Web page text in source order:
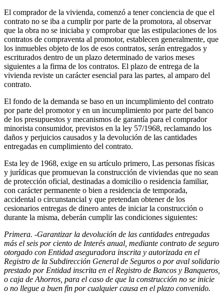
El comprador de la vivienda, comenzó a tener conciencia de que el
contrato no se iba a cumplir por parte de la promotora, al observar
que la obra no se iniciaba y comprobar que las estipulaciones de los
contratos de compraventa al promotor, establecen generalmente, que
los inmuebles objeto de los de esos contratos, serán entregados y
escriturados dentro de un plazo determinado de varios meses
siguientes a la firma de los contratos. El plazo de entrega de la
vivienda reviste un carácter esencial para las partes, al amparo del
contrato.
El fondo de la demanda se baso en un incumplimiento del contrato
por parte del promotor y en un incumplimiento por parte del banco
de los presupuestos y mecanismos de garantía para el comprador
minorista consumidor, previstos en la ley 57/1968, reclamando los
daños y perjuicios causados y la devolución de las cantidades
entregadas en cumplimiento del contrato.
Esta ley de 1968, exige en su artículo primero, Las personas físicas
y jurídicas que promuevan la construcción de viviendas que no sean
de protección oficial, destinadas a domicilio o residencia familiar,
con carácter permanente o bien a residencia de temporada,
accidental o circunstancial y que pretendan obtener de los
cesionarios entregas de dinero antes de iniciar la construcción o
durante la misma, deberán cumplir las condiciones siguientes:
Primera. -Garantizar la devolución de las cantidades entregadas
más el seis por ciento de Interés anual, mediante contrato de seguro
otorgado con Entidad aseguradora inscrita y autorizada en el
Registro de la Subdirección General de Seguros o por aval solidario
prestado por Entidad inscrita en el Registro de Bancos y Banqueros,
o caja de Ahorros, para el caso de que la construcción no se inicie
o no llegue a buen fin por cualquier causa en el plazo convenido.